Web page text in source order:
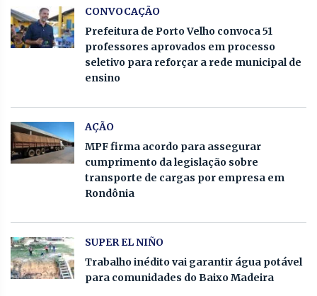
CONVOCAÇÃO
Prefeitura de Porto Velho convoca 51
professores aprovados em processo
seletivo para reforçar a rede municipal de
ensino
AÇÃO
MPF firma acordo para assegurar
cumprimento da legislação sobre
transporte de cargas por empresa em
Rondônia
SUPER EL NIÑO
Trabalho inédito vai garantir água potável
para comunidades do Baixo Madeira